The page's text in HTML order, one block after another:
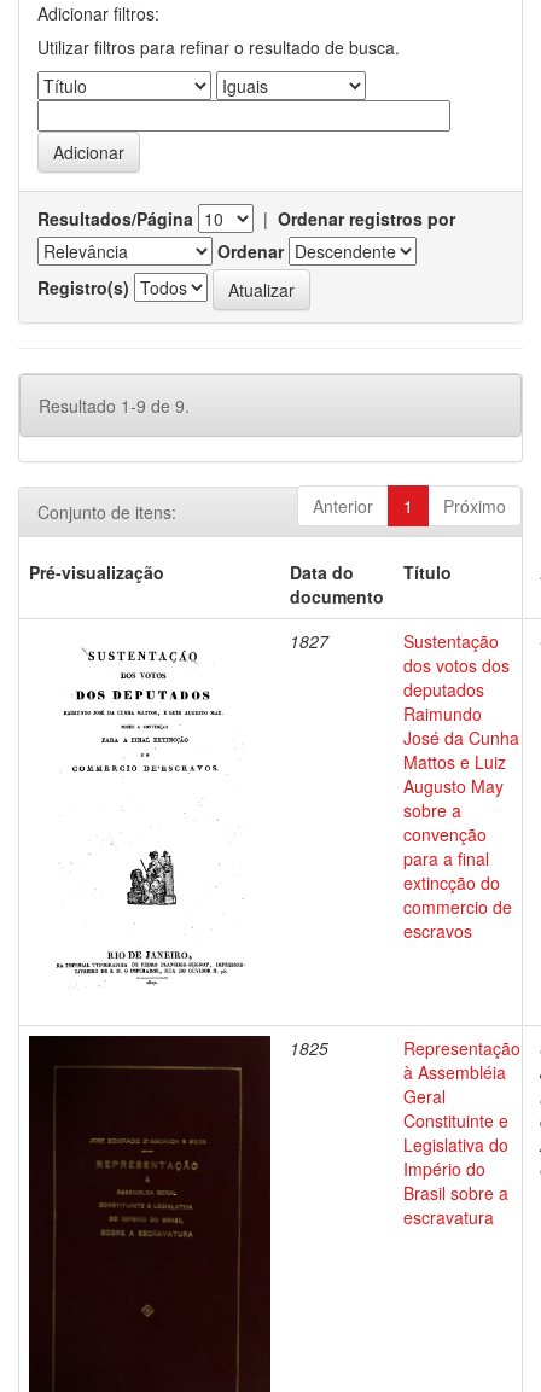
Adicionar filtros:
Utilizar filtros para refinar o resultado de busca.
Resultados/Página | Ordenar registros por
Ordenar
Registro(s)
Resultado 1-9 de 9.
Anterior 1 Próximo
Conjunto de itens:
Pré-visualização
Data do
documento
Título
1827
Sustentação
dos votos dos
deputados
Raimundo
José da Cunha
Mattos e Luiz
Augusto May
sobre a
convenção
para a final
extincção do
commercio de
escravos
1825
Representação
à Assembléia
Geral
Constituinte e
Legislativa do
Império do
Brasil sobre a
escravatura